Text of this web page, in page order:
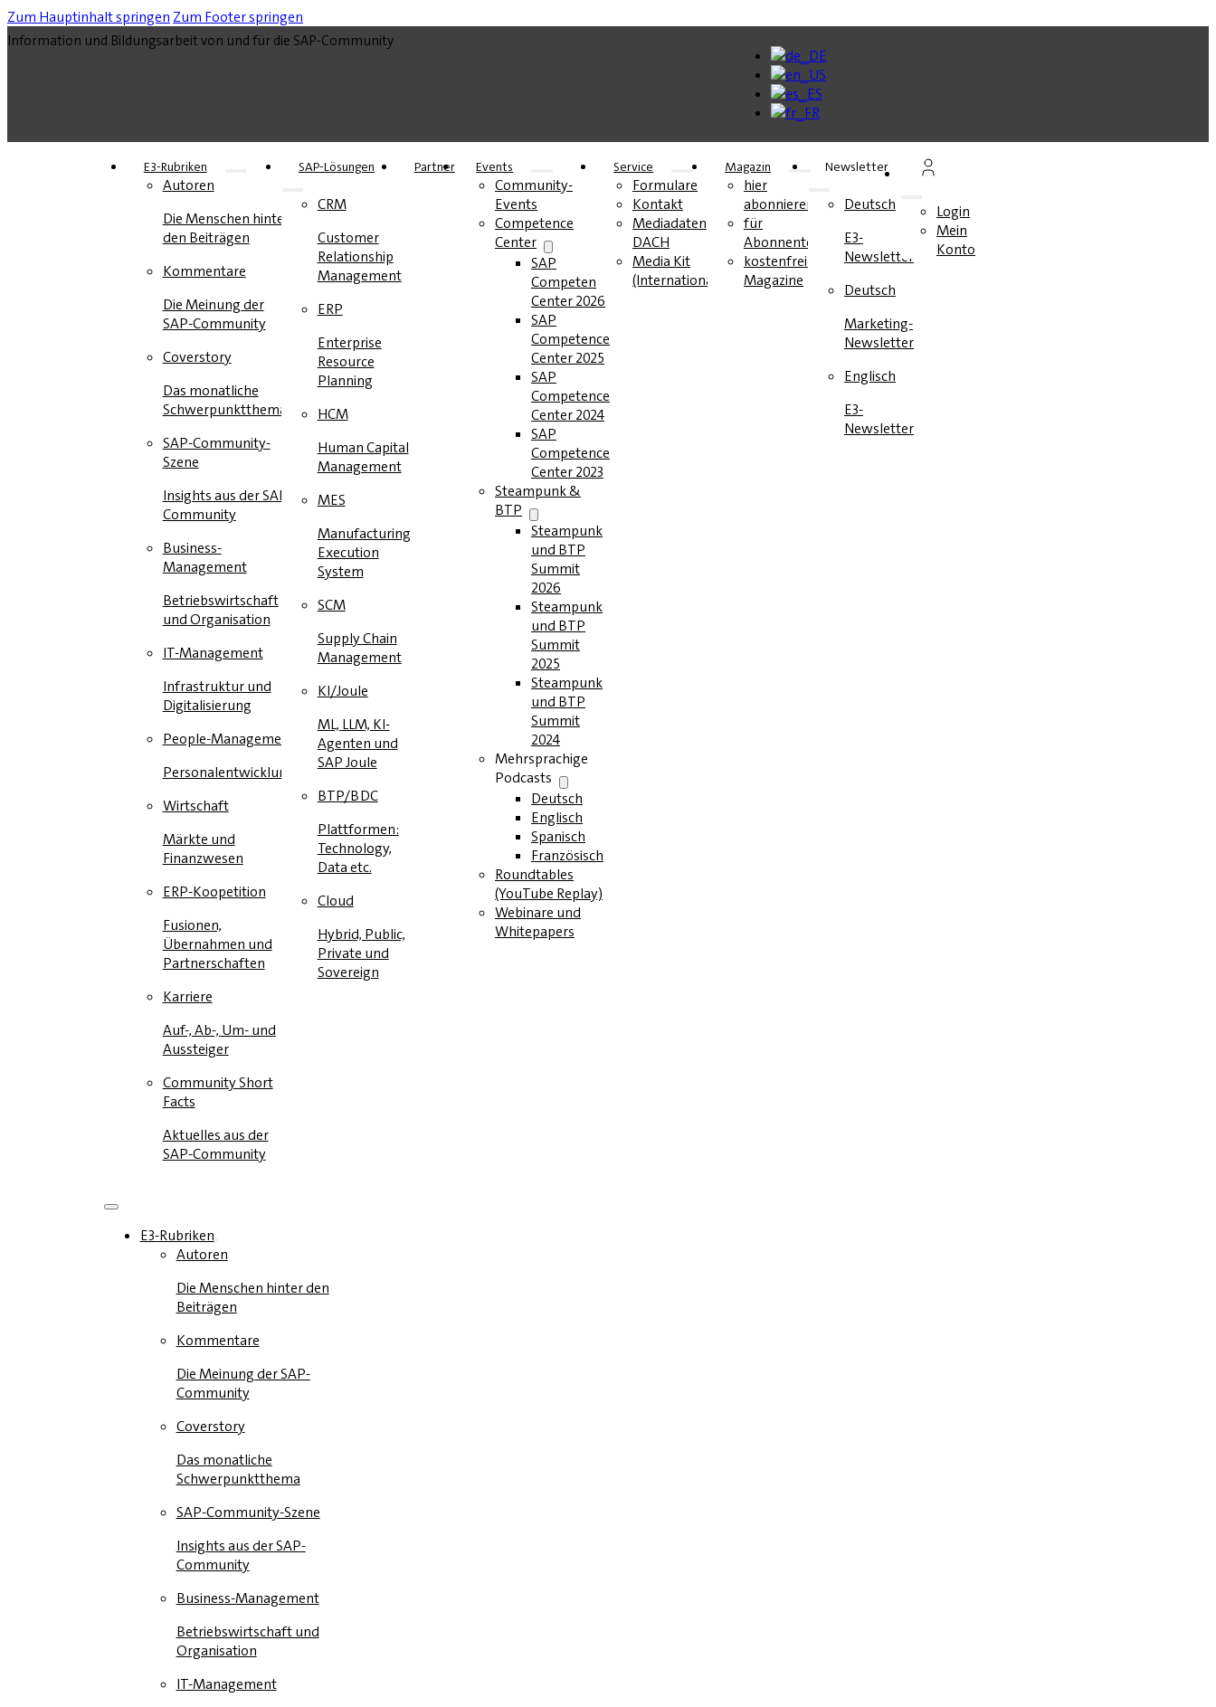
Zum Hauptinhalt springen Zum Footer springen
Information und Bildungsarbeit von und für die SAP-Community
E3-Rubriken
Autoren
Die Menschen hinter
den Beiträgen
Kommentare
Die Meinung der
SAP-Community
Coverstory
Das monatliche
Schwerpunktthema
SAP-Community-
Szene
Insights aus der SAP-
Community
Business-
Management
Betriebswirtschaft
und Organisation
IT-Management
Infrastruktur und
Digitalisierung
People-Management
Personalentwicklung
Wirtschaft
Märkte und
Finanzwesen
ERP-Koopetition
Fusionen,
Übernahmen und
Partnerschaften
Karriere
Auf-, Ab-, Um- und
Aussteiger
Community Short
Facts
Aktuelles aus der
SAP-Community
SAP-Lösungen
CRM
Customer
Relationship
Management
ERP
Enterprise
Resource
Planning
HCM
Human Capital
Management
MES
Manufacturing
Execution
System
SCM
Supply Chain
Management
KI/Joule
ML, LLM, KI-
Agenten und
SAP Joule
BTP/BDC
Plattformen:
Technology,
Data etc.
Cloud
Hybrid, Public,
Private und
Sovereign
Partner Events
Community-
Events
Competence
Center
SAP
Competence
Center 2026
SAP
Competence
Center 2025
SAP
Competence
Center 2024
SAP
Competence
Center 2023
Steampunk &
BTP
Steampunk
und BTP
Summit
2026
Steampunk
und BTP
Summit
2025
Steampunk
und BTP
Summit
2024
Mehrsprachige
Podcasts
Deutsch
Englisch
Spanisch
Französisch
Roundtables
(YouTube Replay)
Webinare und
Whitepapers
Service
Formulare
Kontakt
Mediadaten
DACH
Media Kit
(International)
Magazin
hier
abonnieren
für
Abonnenten
kostenfreie
Magazine
Newsletter
Deutsch
E3-
Newsletter
Deutsch
Marketing-
Newsletter
Englisch
E3-
Newsletter
Login
Mein
Konto
E3-Rubriken
Autoren
Die Menschen hinter den
Beiträgen
Kommentare
Die Meinung der SAP-
Community
Coverstory
Das monatliche
Schwerpunktthema
SAP-Community-Szene
Insights aus der SAP-
Community
Business-Management
Betriebswirtschaft und
Organisation
IT-Management